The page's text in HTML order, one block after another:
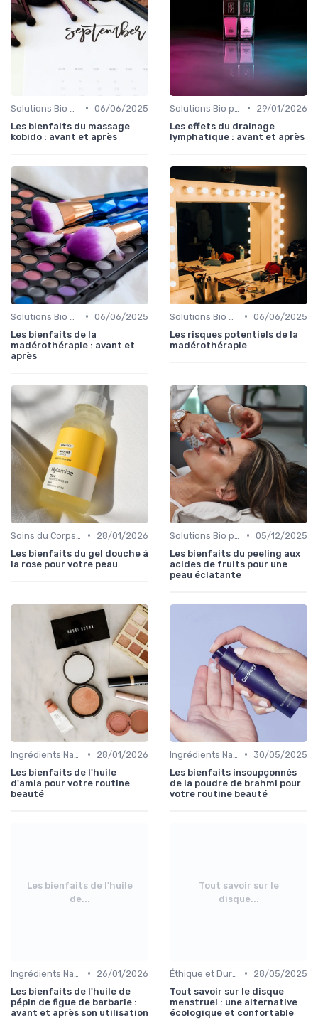
• 06/06/2025
Les bienfaits du massage
kobido : avant et après
•
29/01/2026
Les effets du drainage
lymphatique : avant et après
• 06/06/2025
Les bienfaits de la
madérothérapie : avant et
après
• 06/06/2025
Les risques potentiels de la
madérothérapie
•
28/01/2026
Les bienfaits du gel douche à
la rose pour votre peau
• 05/12/2025
Les bienfaits du peeling aux
acides de fruits pour une
peau éclatante
•
28/01/2026
Les bienfaits de l'huile
d'amla pour votre routine
beauté
• 30/05/2025
Les bienfaits insoupçonnés
de la poudre de brahmi pour
votre routine beauté
Les bienfaits de l'huile
de...
•
26/01/2026
Les bienfaits de l'huile de
pépin de figue de barbarie :
avant et après son utilisation
Tout savoir sur le
disque...
•
28/05/2025
Tout savoir sur le disque
menstruel : une alternative
écologique et confortable